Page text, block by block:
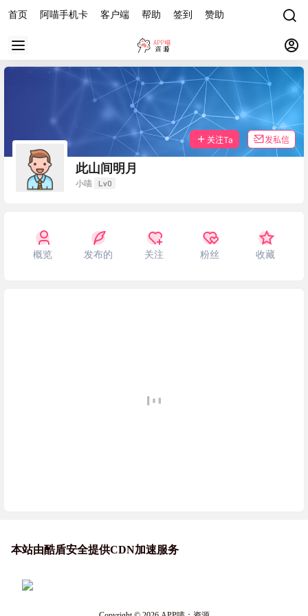
首页 阿喵手机卡 客户端 帮助 签到 赞助
此山间明月
小喵 Lv0
关注Ta 发私信
概览 发布的 关注 粉丝 收藏
本站由酷盾安全提供CDN加速服务